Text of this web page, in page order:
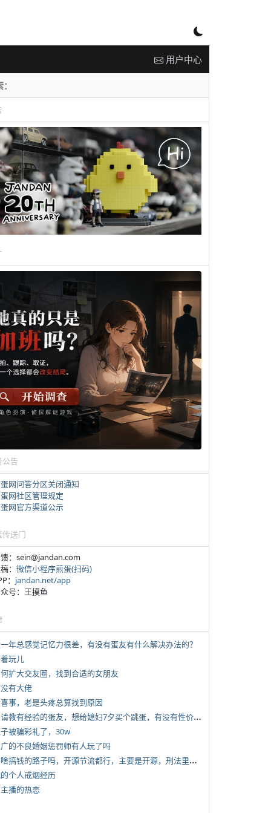
用户中心
公告
网问答分区关闭通知
网社区管理规定
网官方渠道公示
传送门
：sein@jandan.com
： 微信小程序煎蛋(扫码)
： jandan.net/app
号：王摸鱼
年总感觉记忆力很差，有没有蛋友有什么解决办法的？
玩儿
扩大交友圈，找到合适的女朋友
有大佬
事，老是头疼总算找到原因
*
想请教有经验的蛋友，想给媳妇7夕买个跳蛋，有没有性价比高的推荐
被骗彩礼了，30w
的不良婚姻惩罚师有人玩了吗
*
有啥搞钱的路子吗，开源节流都行，主要是开源，刑法里的咱不做
个人戒烟经历
播的热恋